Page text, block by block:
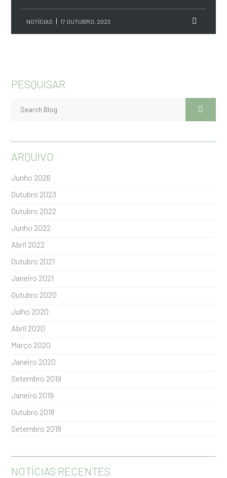
NOTÍCIAS 17 OUTUBRO, 2023
PESQUISAR
ARQUIVO
Junho 2026
Outubro 2023
Outubro 2022
Junho 2022
Abril 2022
Outubro 2021
Janeiro 2021
Outubro 2020
Julho 2020
Abril 2020
Março 2020
Janeiro 2020
Setembro 2019
Janeiro 2019
Outubro 2018
Setembro 2018
NOTÍCIAS RECENTES